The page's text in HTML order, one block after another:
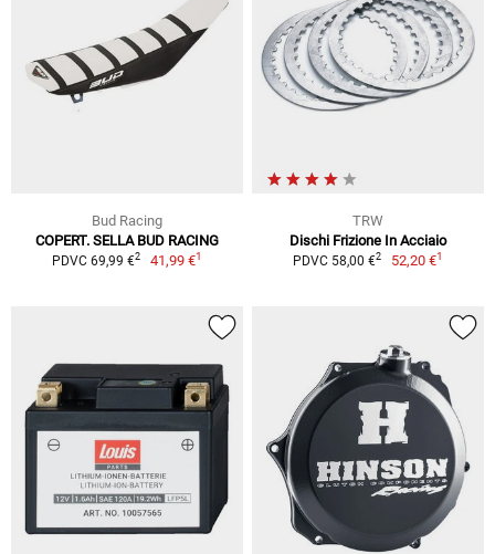
Bud Racing
COPERT. SELLA BUD RACING
PDVC 69,99 €2 41,99 €1
TRW
Dischi Frizione In Acciaio
PDVC 58,00 €2 52,20 €1